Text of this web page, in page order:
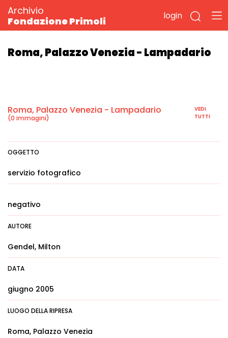
Archivio
Fondazione Primoli
login
Roma, Palazzo Venezia - Lampadario
Roma, Palazzo Venezia - Lampadario
(0 immagini)
VEDI
TUTTI
OGGETTO
servizio fotografico
negativo
AUTORE
Gendel, Milton
DATA
giugno 2005
LUOGO DELLA RIPRESA
Roma, Palazzo Venezia